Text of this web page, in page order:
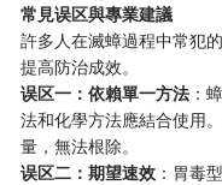
常見误区與專業建議
許多人在滅蟑過程中常犯
提高防治成效。
误区一：依賴單一方法 ：
法和化學方法應結合使用
量，無法根除。
误区二：期望速效 ：胃毒